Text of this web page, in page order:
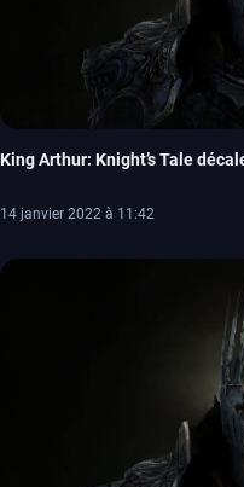
King Arthur: Knight’s Tale
14 janvier 2022 à 11:42